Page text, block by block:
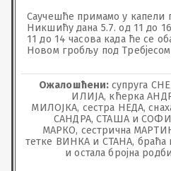
Саучешће примамо у капели
Никшићу дана 5.7. од 11 до
11 до 14 часова када ће се
Новом гробљу под
Ожалошћени: супруга
ИЛИЈА, кћерка
МИЛОЈКА, сестра НЕДА,
САНДРА, СТАША и
МАРКО, сестрична
тетке ВИНКА и СТАНА, браћа
и остала бројна